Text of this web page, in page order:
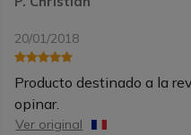
20/01/2018
Producto destinado a la
opinar.
Ver original